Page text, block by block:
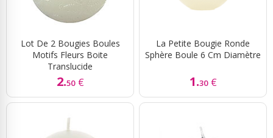
Lot De 2 Bougies Boules
Motifs Fleurs Boite
Translucide
2.50 €
La Petite Bougie Ronde
Sphère Boule 6 Cm Diamètre
1.30 €